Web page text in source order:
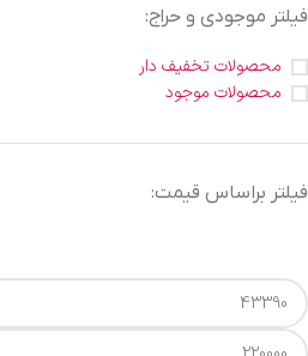
فیلتر موجودی و حراج:
محصولات تخفیف دار
محصولات موجود
فیلتر براساس قیمت: